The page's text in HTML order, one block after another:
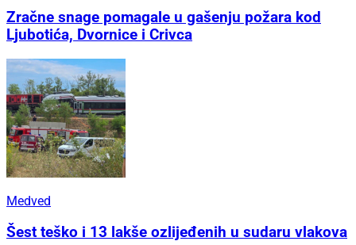
Zračne snage pomagale u gašenju požara kod
Ljubotića, Dvornice i Crivca
Medved
Šest teško i 13 lakše ozlijeđenih u sudaru vlakova